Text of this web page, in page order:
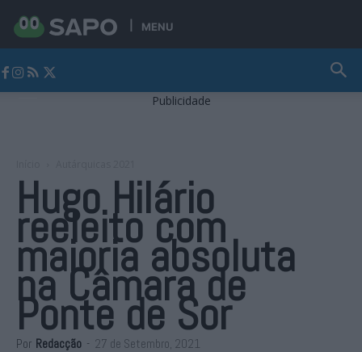
MENU
Publicidade
Hugo Hilário
reeleito com
maioria absoluta
na Câmara de
Ponte de Sor
Por Redacção - 27 de Setembro, 2021